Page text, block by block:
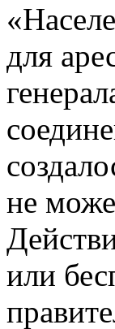
для
не
или